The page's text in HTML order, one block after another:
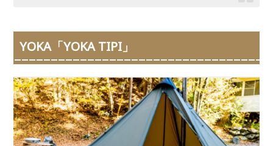
YOKA「YOKA TIPI」